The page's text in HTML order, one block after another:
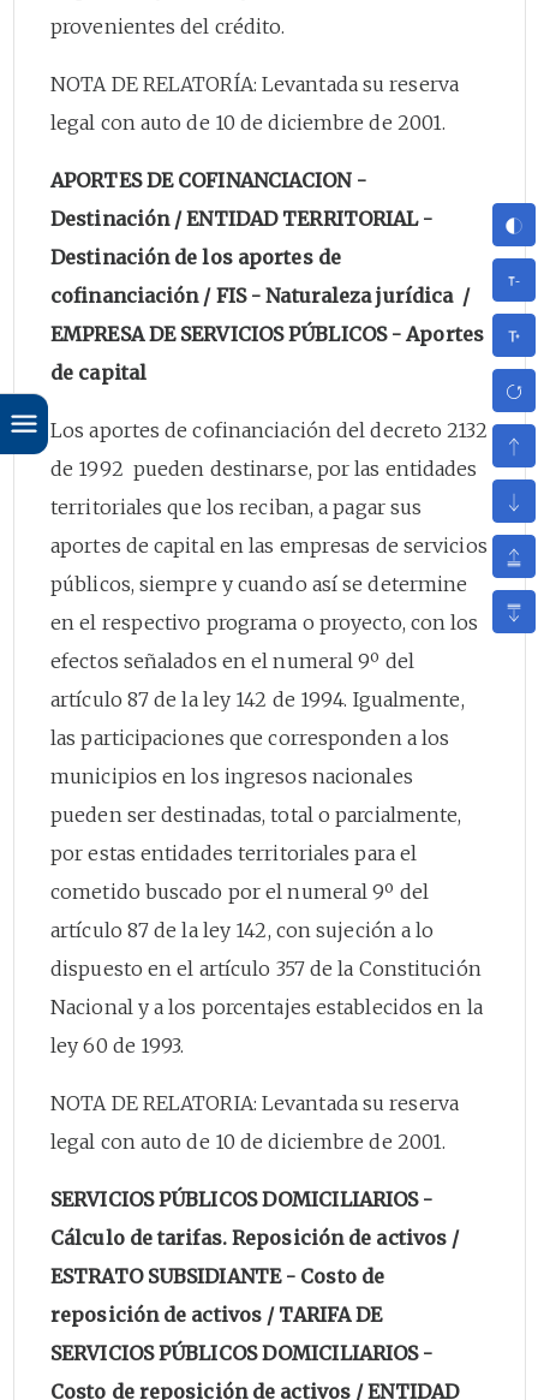
provenientes del crédito.
NOTA DE RELATORÍA: Levantada su reserva
legal con auto de 10 de diciembre de 2001.
APORTES DE COFINANCIACION -
Destinación / ENTIDAD TERRITORIAL -
Destinación de los aportes de
cofinanciación / FIS - Naturaleza jurídica /
EMPRESA DE SERVICIOS PÚBLICOS - Aportes
de capital
Los aportes de cofinanciación del decreto 2132
de 1992 pueden destinarse, por las entidades
territoriales que los reciban, a pagar sus
aportes de capital en las empresas de servicios
públicos, siempre y cuando así se determine
en el respectivo programa o proyecto, con los
efectos señalados en el numeral 9º del
artículo 87 de la ley 142 de 1994. Igualmente,
las participaciones que corresponden a los
municipios en los ingresos nacionales
pueden ser destinadas, total o parcialmente,
por estas entidades territoriales para el
cometido buscado por el numeral 9º del
artículo 87 de la ley 142, con sujeción a lo
dispuesto en el artículo 357 de la Constitución
Nacional y a los porcentajes establecidos en la
ley 60 de 1993.
NOTA DE RELATORIA: Levantada su reserva
legal con auto de 10 de diciembre de 2001.
SERVICIOS PÚBLICOS DOMICILIARIOS -
Cálculo de tarifas. Reposición de activos /
ESTRATO SUBSIDIANTE - Costo de
reposición de activos / TARIFA DE
SERVICIOS PÚBLICOS DOMICILIARIOS -
Costo de reposición de activos / ENTIDAD